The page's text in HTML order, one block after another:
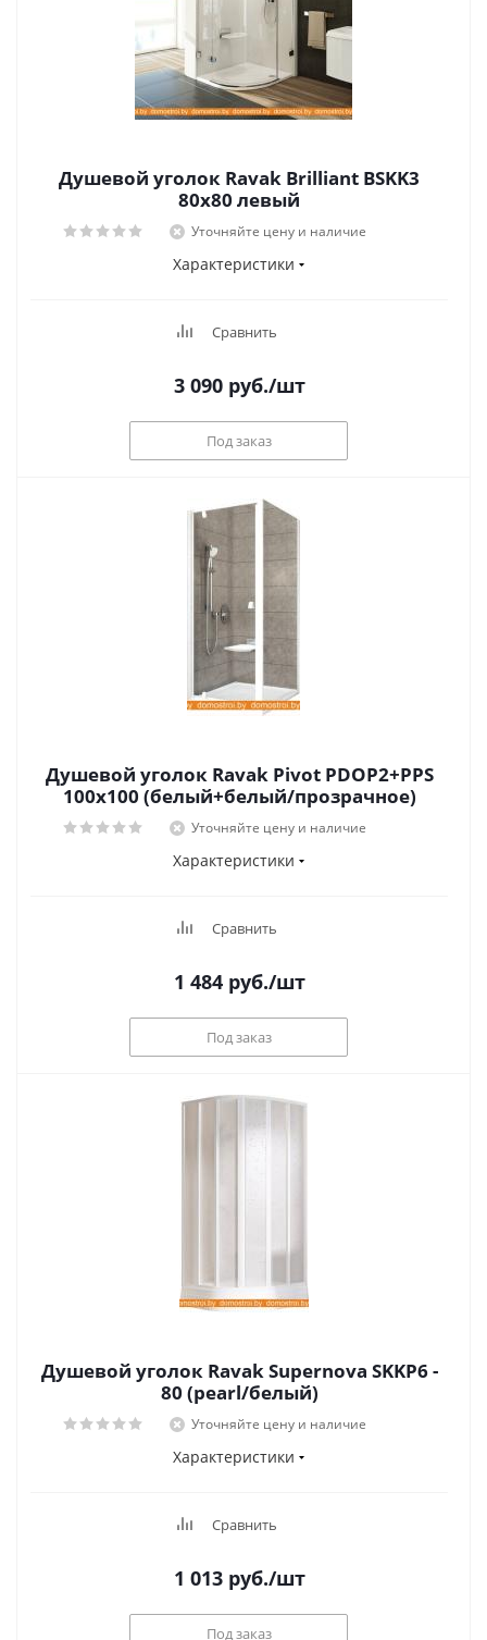
Душевой уголок Ravak Brilliant BSKK3
80x80 левый
Уточняйте цену и наличие
Характеристики
Сравнить
3 090 руб./шт
Под заказ
Душевой уголок Ravak Pivot PDOP2+PPS
100x100 (белый+белый/прозрачное)
Уточняйте цену и наличие
Характеристики
Сравнить
1 484 руб./шт
Под заказ
Душевой уголок Ravak Supernova SKKP6 -
80 (pearl/белый)
Уточняйте цену и наличие
Характеристики
Сравнить
1 013 руб./шт
Под заказ